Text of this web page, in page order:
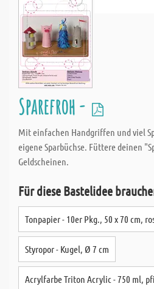
Sparefroh -
Mit einfachen Handgriffen und viel
eigene Sparbüchse. Füttere deinen
Geldscheinen.
Für diese Bastelidee
Tonpapier - 10er Pkg., 50 x 70 cm,
Styropor - Kugel, Ø 7 cm
Acrylfarbe Triton Acrylic - 750 ml,